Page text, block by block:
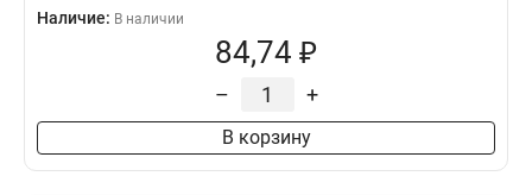
Наличие: В наличии
84,74 ₽
– +
В корзину